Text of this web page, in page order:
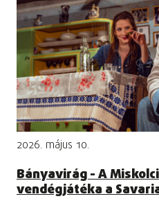
2026. május 10.
Bányavirág - A
vendégjátéka a